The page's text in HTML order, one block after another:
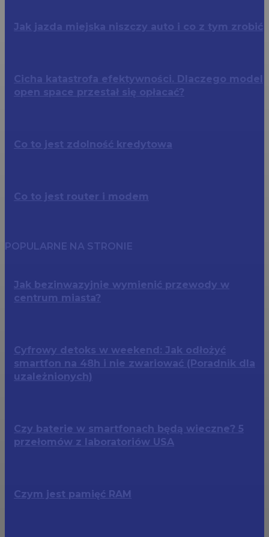
Jak jazda miejska niszczy auto i co z tym zrobić
Cicha katastrofa efektywności. Dlaczego model
open space przestał się opłacać?
Co to jest zdolność kredytowa
Co to jest router i modem
POPULARNE NA STRONIE
Jak bezinwazyjnie wymienić przewody w
centrum miasta?
Cyfrowy detoks w weekend: Jak odłożyć
smartfon na 48h i nie zwariować (Poradnik dla
uzależnionych)
Czy baterie w smartfonach będą wieczne? 5
przełomów z laboratoriów USA
Czym jest pamięć RAM